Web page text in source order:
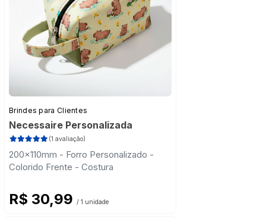
Brindes para Clientes
Necessaire Personalizada
(1 avaliação)
200x110mm - Forro Personalizado -
Colorido Frente - Costura
R$ 30,99 / 1 unidade